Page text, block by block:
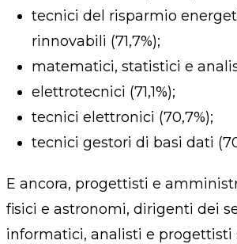
tecnici del risparmio
rinnovabili (71,7%);
matematici, statistici e
elettrotecnici (71,1%);
tecnici elettronici (70,7%);
tecnici gestori di basi dati
E ancora, progettisti e
fisici e astronomi, dirigenti dei
informatici, analisti e progettisti